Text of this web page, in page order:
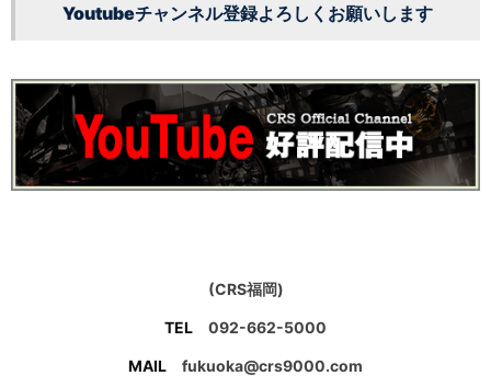
Youtubeチャンネル登録よろしくお願いします
(CRS福岡)
TEL 092-662-5000
MAIL fukuoka@crs9000.com